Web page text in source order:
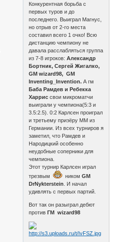
Конкурентная борьба с
первых туров и до
последнего. Выиграл Магнус,
но отрыв от 2-го места
составил всего 1 очко! Всю
дистанцию чемпиону не
давала расслабляться группа
из 7-8 игроков:Александр
Бортник, Сергей Жигалко,
GM wizard98, GM
Inventing_Invention. А гм
Баба Рамдев и Ребекка
Харриссвои микроматчи
выиграли у чемпиона(5:3 и
3.5:2.5). 0:2 Карлсен проиграл
и третьему призёру ММ из
Германии. Из всех турниров я
заметил, что Рамдев и
Народицкий особенно
неудобные соперники для
чемпиона.
Этот турнир Карлсен играл
трезвым
никомGM
DrNykterstein . И начал
удивлять с первых партий.
Вот так он разыграл дебют
противГМ wizard98